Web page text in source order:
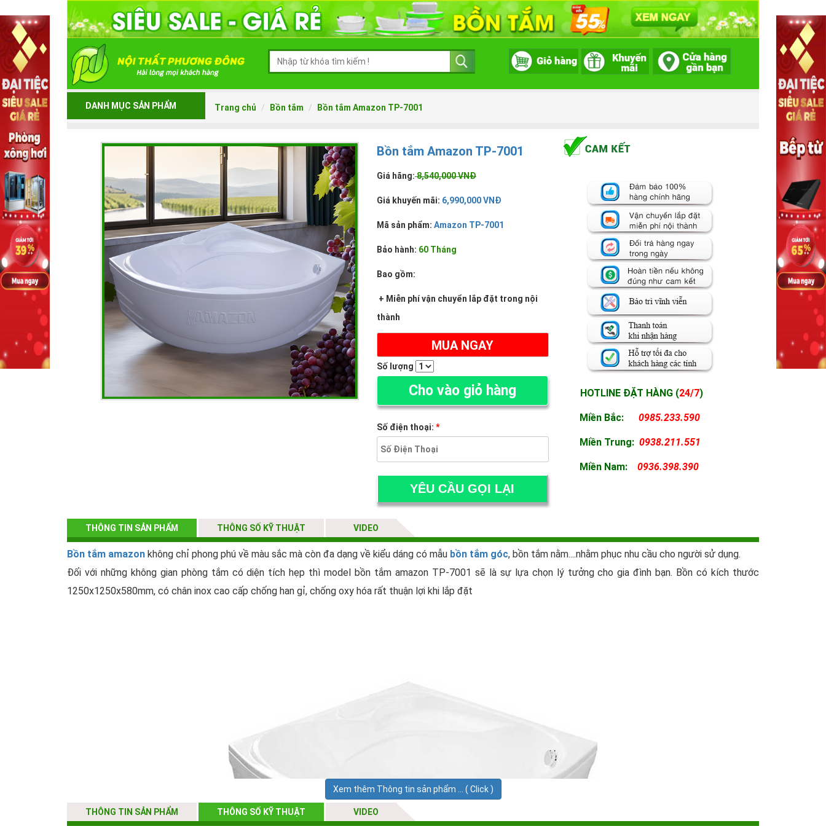
DANH MỤC SẢN PHẨM Trang chủ Bồn tắm Bồn tắm Amazon TP-7001
Bồn tắm Amazon TP-7001
Giá hãng:8,540,000 VNĐ
Giá khuyến mãi: 6,990,000 VNĐ
Mã sản phẩm: Amazon TP-7001
Bảo hành: 60 Tháng
Bao gồm:
+ Miễn phí vận chuyển lắp đặt trong nội
thành
MUA NGAY
(ĐẶT HÀNG ONLINE TRỪ NGAY 300K)
Số lượng
Cho vào giỏ hàng
Số điện thoại: *
HOTLINE ĐẶT HÀNG (24/7)
Miền Bắc: 0985.233.590
MiềnTrung: 0938.211.551
MiềnNam: 0936.398.390
THÔNG TIN SẢN PHẨM THÔNG SỐ KỸ THUẬT VIDEO
Bồn tắm amazon không chỉ phong phú về màu sắc mà còn đa dạng về kiểu dáng có mẫu bồn tắm góc, bồn tắm nằm....nhằm phục nhu cầu cho người sử dụng.
Đối với những không gian phòng tắm có diện tích hẹp thì model bồn tắm amazon TP-7001 sẽ là sự lựa chọn lý tưởng cho gia đình bạn. Bồn có kích thước
1250x1250x580mm, có chân inox cao cấp chống han gỉ, chống oxy hóa rất thuận lợi khi lắp đặt
Xem thêm Thông tin sản phẩm ... ( Click )
THÔNG TIN SẢN PHẨM THÔNG SỐ KỸ THUẬT VIDEO